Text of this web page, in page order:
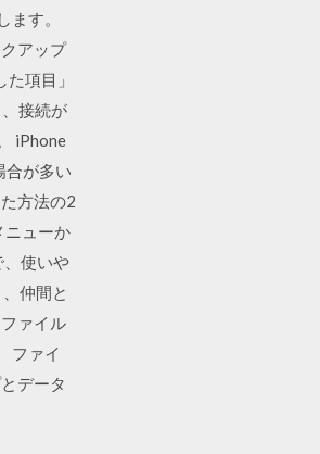
す。
アップ
項目」
接続が
iPhone
合が多い
方法の2
ニューか
、使いや
仲間と
ァイル
ファイ
データ